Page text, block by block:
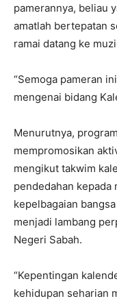
pamerannya, beliau
amatlah bertepatan
ramai datang ke
“Semoga pameran
mengenai bidang
Menurutnya,
mempromosikan
mengikut takwim
pendedahan kepada
kepelbagaian
menjadi lambang
Negeri Sabah.
“Kepentingan
kehidupan seharian